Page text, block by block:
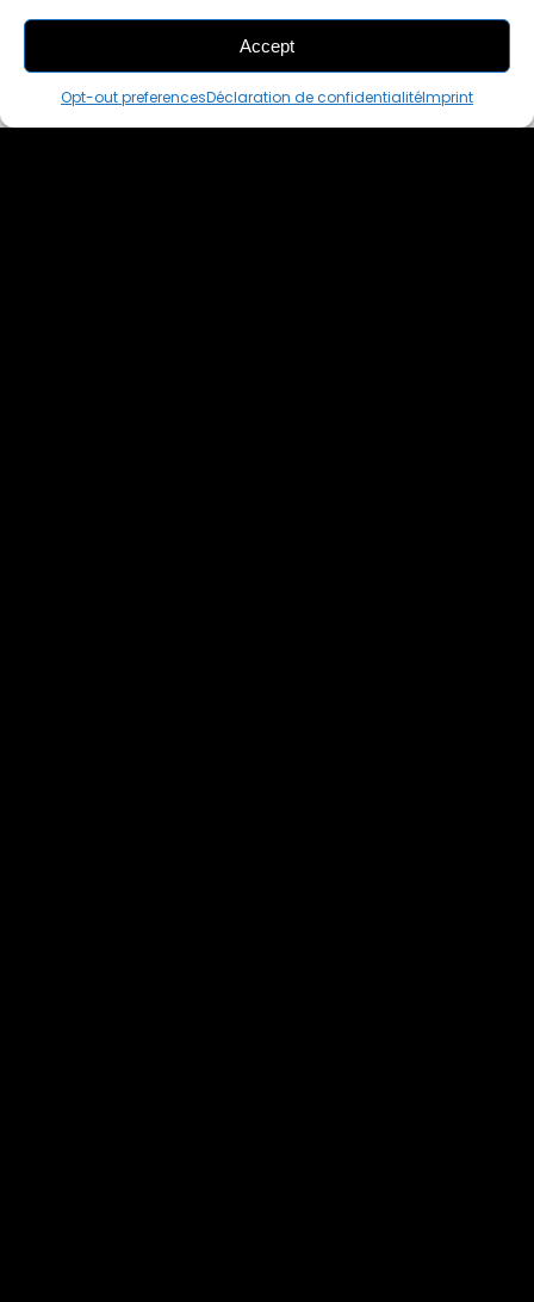
Accept
Opt-out preferencesDéclaration de confidentialitéImprint
THIS PAIR IS
ALREADY SOLD OUT